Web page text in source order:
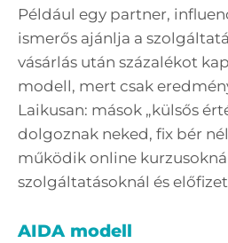
Például egy partner,
ismerős ajánlja a
vásárlás után százalékot
modell, mert csak
Laikusan: mások „külsős
dolgoznak neked, fix bér
működik online
szolgáltatásoknál és
AIDA modell